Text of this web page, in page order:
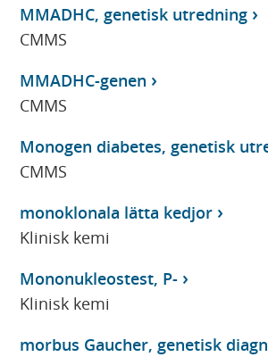
MMADHC, genetisk utredning
CMMS
MMADHC-genen
CMMS
Monogen diabetes, genetisk
CMMS
monoklonala lätta kedjor
Klinisk kemi
Mononukleostest, P-
Klinisk kemi
morbus Gaucher, genetisk